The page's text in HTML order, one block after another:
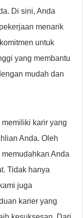
Di sini, Anda
menarik
untuk
yang membantu
mudah dan
karir yang
Anda. Oleh
Anda
Tidak hanya
juga
karier yang